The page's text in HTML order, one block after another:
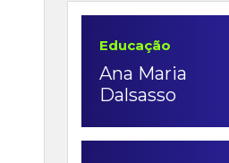
Educação
Ana Maria
Dalsasso